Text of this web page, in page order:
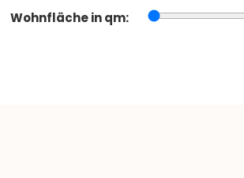
Wohnfläche in qm: